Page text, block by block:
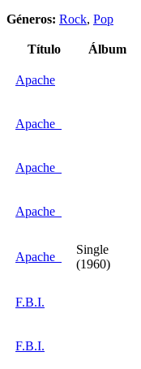
Géneros: Rock, Pop
Título Álbum
Apache
Apache
Apache
Apache
Apache
Single
(1960)
F.B.I.
F.B.I.